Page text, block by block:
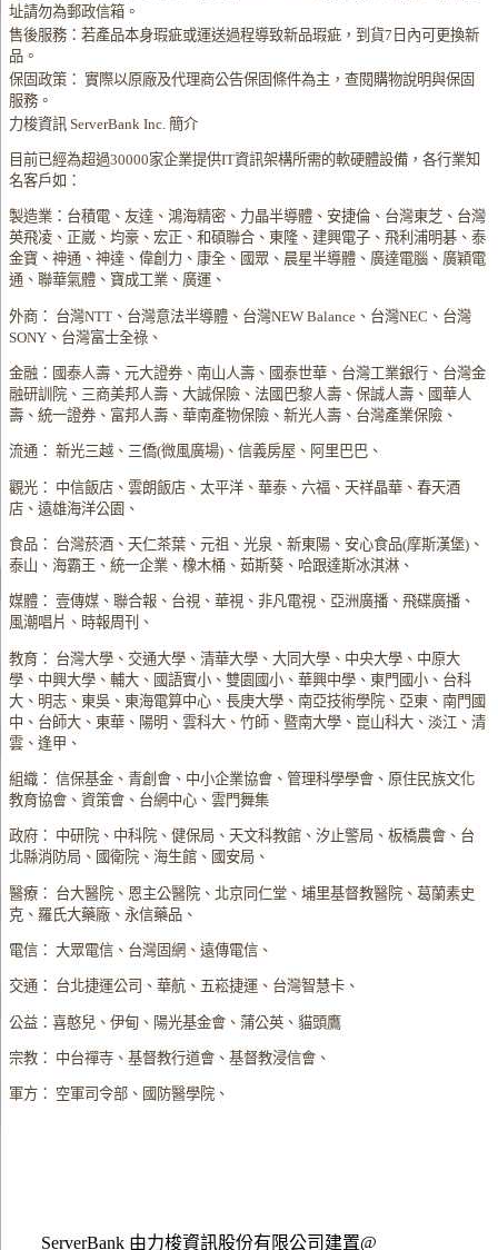
址請勿為郵政信箱。
售後服務：若產品本身瑕疵或運送過程導致新品瑕疵，到貨7日內可更換新
品。
保固政策： 實際以原廠及代理商公告保固條件為主，查閱購物說明與保固
服務。
力梭資訊 ServerBank Inc. 簡介
目前已經為超過30000家企業提供IT資訊架構所需的軟硬體設備，各行業知
名客戶如：
製造業：台積電、友達、鴻海精密、力晶半導體、安捷倫、台灣東芝、台灣
英飛凌、正崴、均豪、宏正、和碩聯合、東隆、建興電子、飛利浦明碁、泰
金寶、神通、神達、偉創力、康全、國眾、晨星半導體、廣達電腦、廣穎電
通、聯華氣體、寶成工業、廣運、
外商： 台灣NTT、台灣意法半導體、台灣NEW Balance、台灣NEC、台灣
SONY、台灣富士全祿、
金融：國泰人壽、元大證券、南山人壽、國泰世華、台灣工業銀行、台灣金
融研訓院、三商美邦人壽、大誠保險、法國巴黎人壽、保誠人壽、國華人
壽、統一證券、富邦人壽、華南產物保險、新光人壽、台灣產業保險、
流通： 新光三越、三僑(微風廣場)、信義房屋、阿里巴巴、
觀光： 中信飯店、雲朗飯店、太平洋、華泰、六福、天祥晶華、春天酒
店、遠雄海洋公園、
食品： 台灣菸酒、天仁茶葉、元祖、光泉、新東陽、安心食品(摩斯漢堡)、
泰山、海霸王、統一企業、橡木桶、茹斯葵、哈跟達斯冰淇淋、
媒體： 壹傳媒、聯合報、台視、華視、非凡電視、亞洲廣播、飛碟廣播、
風潮唱片、時報周刊、
教育： 台灣大學、交通大學、清華大學、大同大學、中央大學、中原大
學、中興大學、輔大、國語實小、雙園國小、華興中學、東門國小、台科
大、明志、東吳、東海電算中心、長庚大學、南亞技術學院、亞東、南門國
中、台師大、東華、陽明、雲科大、竹師、暨南大學、崑山科大、淡江、清
雲、逢甲、
組織： 信保基金、青創會、中小企業協會、管理科學學會、原住民族文化
教育協會、資策會、台網中心、雲門舞集
政府： 中研院、中科院、健保局、天文科教館、汐止警局、板橋農會、台
北縣消防局、國衛院、海生館、國安局、
醫療： 台大醫院、恩主公醫院、北京同仁堂、埔里基督教醫院、葛蘭素史
克、羅氏大藥廠、永信藥品、
電信： 大眾電信、台灣固網、遠傳電信、
交通： 台北捷運公司、華航、五崧捷運、台灣智慧卡、
公益：喜憨兒、伊甸、陽光基金會、蒲公英、貓頭鷹
宗教： 中台禪寺、基督教行道會、基督教浸信會、
軍方： 空軍司令部、國防醫學院、
ServerBank 由力梭資訊股份有限公司建置@